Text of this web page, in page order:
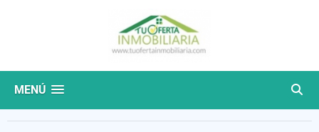
MENÚ